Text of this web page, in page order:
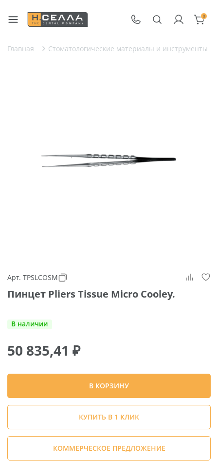
0
Главная Стоматологические материалы и инструменты
Арт. TPSLCOSM
Пинцет Pliers Tissue Micro Cooley.
В наличии
50 835,41 ₽
В КОРЗИНУ
КУПИТЬ В 1 КЛИК
КОММЕРЧЕСКОЕ ПРЕДЛОЖЕНИЕ